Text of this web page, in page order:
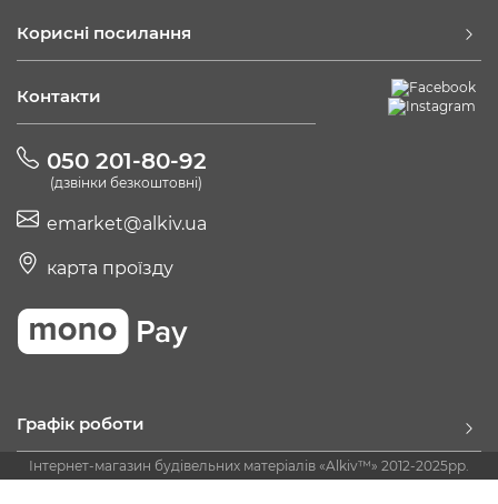
Корисні посилання
Контакти
050 201-80-92
(дзвінки безкоштовні)
emarket@alkiv.ua
карта проїзду
Графік роботи
Інтернет-магазин будівельних матеріалів «Alkiv™» 2012-2025рр.